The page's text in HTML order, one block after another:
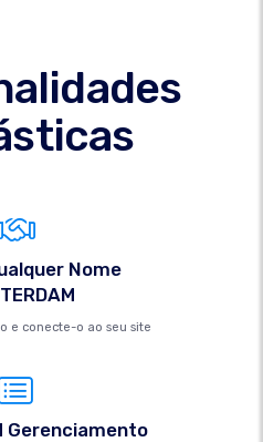
Nome
e conecte-o ao seu site
Gerenciamento